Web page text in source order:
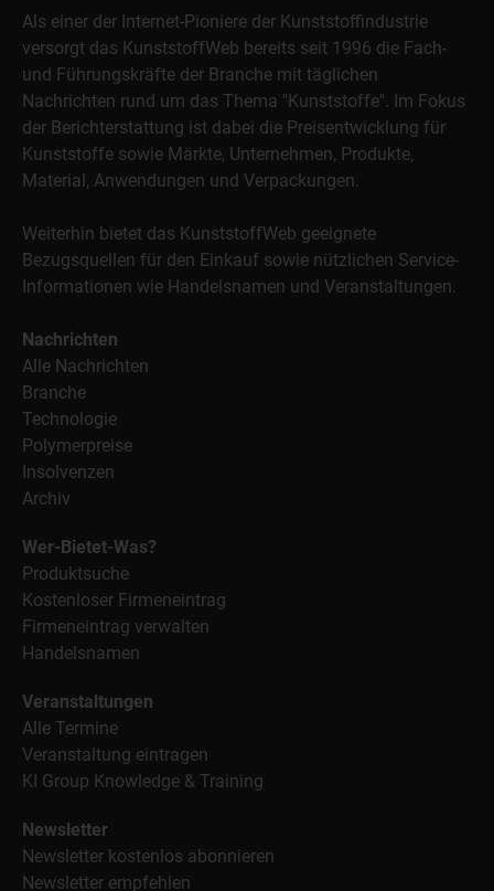
Als einer der Internet-Pioniere der Kunststoffindustrie
versorgt das KunststoffWeb bereits seit 1996 die Fach-
und Führungskräfte der Branche mit täglichen
Nachrichten rund um das Thema "Kunststoffe". Im Fokus
der Berichterstattung ist dabei die Preisentwicklung für
Kunststoffe sowie Märkte, Unternehmen, Produkte,
Material, Anwendungen und Verpackungen.
Weiterhin bietet das KunststoffWeb geeignete
Bezugsquellen für den Einkauf sowie nützlichen Service-
Informationen wie Handelsnamen und Veranstaltungen.
Nachrichten
Alle Nachrichten
Branche
Technologie
Polymerpreise
Insolvenzen
Archiv
Wer-Bietet-Was?
Produktsuche
Kostenloser Firmeneintrag
Firmeneintrag verwalten
Handelsnamen
Veranstaltungen
Alle Termine
Veranstaltung eintragen
KI Group Knowledge & Training
Newsletter
Newsletter kostenlos abonnieren
Newsletter empfehlen